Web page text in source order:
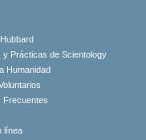
y Prácticas de Scientology
Humanidad
Frecuentes
línea